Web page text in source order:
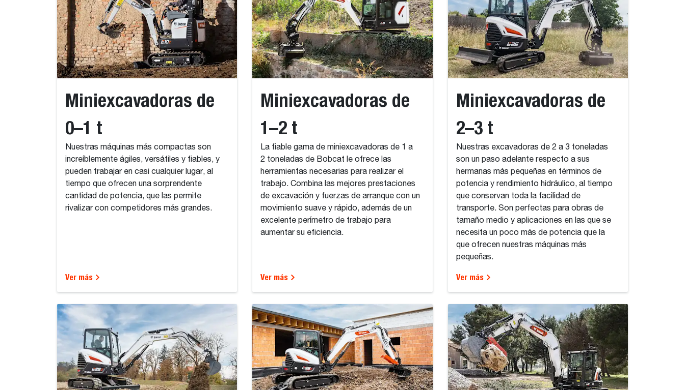
Miniexcavadoras de
0–1 t
Nuestras máquinas más compactas son
increíblemente ágiles, versátiles y fiables, y
pueden trabajar en casi cualquier lugar, al
tiempo que ofrecen una sorprendente
cantidad de potencia, que las permite
rivalizar con competidores más grandes.
Ver más
Miniexcavadoras de
1–2 t
La fiable gama de miniexcavadoras de 1 a
2 toneladas de Bobcat le ofrece las
herramientas necesarias para realizar el
trabajo. Combina las mejores prestaciones
de excavación y fuerzas de arranque con un
movimiento suave y rápido, además de un
excelente perímetro de trabajo para
aumentar su eficiencia.
Ver más
Miniexcavadoras de
2–3 t
Nuestras excavadoras de 2 a 3 toneladas
son un paso adelante respecto a sus
hermanas más pequeñas en términos de
potencia y rendimiento hidráulico, al tiempo
que conservan toda la facilidad de
transporte. Son perfectas para obras de
tamaño medio y aplicaciones en las que se
necesita un poco más de potencia que la
que ofrecen nuestras máquinas más
pequeñas.
Ver más